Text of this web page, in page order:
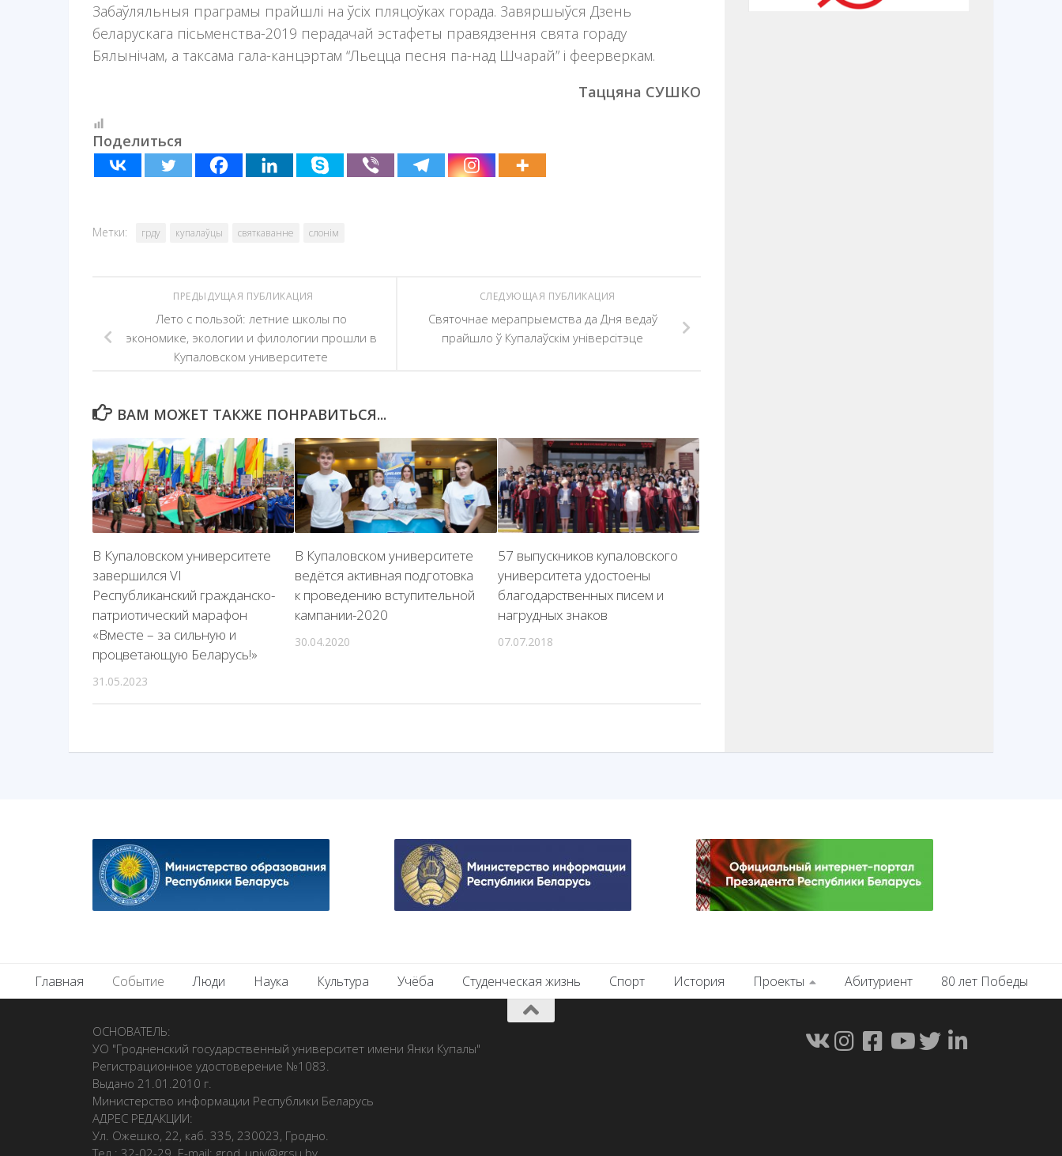
Забаўляльныя праграмы прайшлі на ўсіх пляцоўках горада. Завяршыўся Дзень
беларускага пісьменства-2019 перадачай эстафеты правядзення свята гораду
Бялынічам, а таксама гала-канцэртам “Льецца песня па-над Шчарай” і феерверкам.
Таццяна СУШКО
Поделиться
Метки: грду купалаўцы святкаванне слонім
СЛЕДУЮЩАЯ ПУБЛИКАЦИЯ
Святочнае мерапрыемства да Дня ведаў
прайшло ў Купалаўскім універсітэце
ПРЕДЫДУЩАЯ ПУБЛИКАЦИЯ
Лето с пользой: летние школы по
экономике, экологии и филологии прошли в
Купаловском университете
ВАМ МОЖЕТ ТАКЖЕ ПОНРАВИТЬСЯ...
В Купаловском университете
завершился VI
Республиканский гражданско-
патриотический марафон
«Вместе – за сильную и
процветающую Беларусь!»
31.05.2023
В Купаловском университете
ведётся активная подготовка
к проведению вступительной
кампании-2020
30.04.2020
57 выпускников купаловского
университета удостоены
благодарственных писем и
нагрудных знаков
07.07.2018
Главная Событие Люди Наука Культура Учёба Студенческая жизнь Спорт История Проекты Абитуриент 80 лет Победы
ОСНОВАТЕЛЬ:
УО "Гродненский государственный университет имени Янки Купалы"
Регистрационное удостоверение №1083.
Выдано 21.01.2010 г.
Министерство информации Республики Беларусь
АДРЕС РЕДАКЦИИ:
Ул. Ожешко, 22, каб. 335, 230023, Гродно.
Тел.: 32-02-29. E-mail: grod_univ@grsu.by